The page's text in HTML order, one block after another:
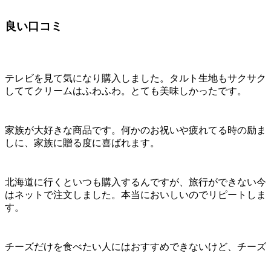
良い口コミ
テレビを見て気になり購入しました。タルト生地もサクサク
しててクリームはふわふわ。とても美味しかったです。
家族が大好きな商品です。何かのお祝いや疲れてる時の励ま
しに、家族に贈る度に喜ばれます。
北海道に行くといつも購入するんですが、旅行ができない今
はネットで注文しました。本当においしいのでリピートしま
す。
チーズだけを食べたい人にはおすすめできないけど、チーズ